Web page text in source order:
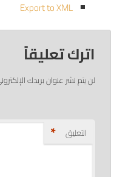
Export to XML
اترك تعليقاً
لن يتم نشر عنوان بريدك
التعليق *